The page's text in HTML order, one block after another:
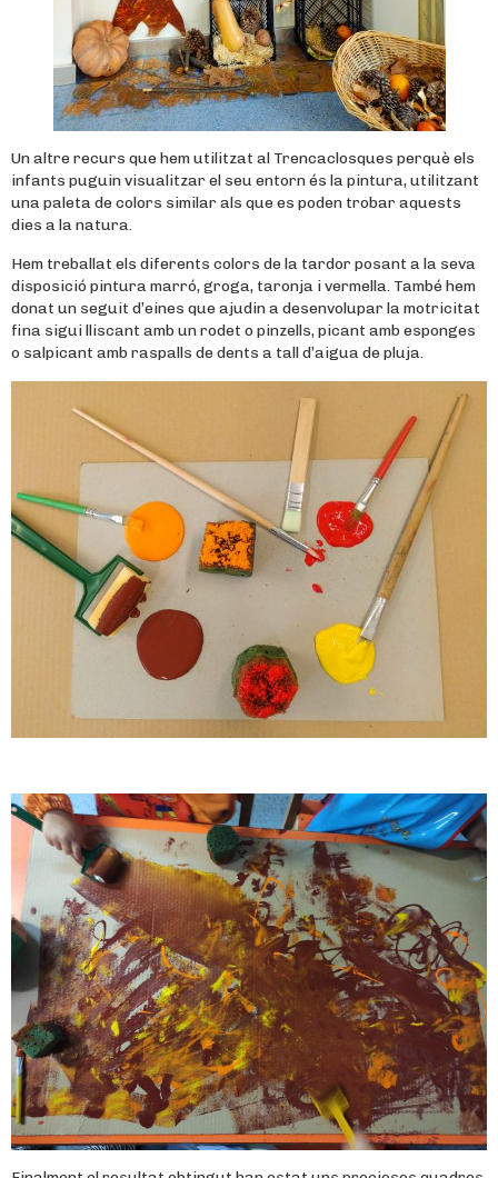
Un altre recurs que hem utilitzat al Trencaclosques perquè els
infants puguin visualitzar el seu entorn és la pintura, utilitzant
una paleta de colors similar als que es poden trobar aquests
dies a la natura.
Hem treballat els diferents colors de la tardor posant a la seva
disposició pintura marró, groga, taronja i vermella. També hem
donat un seguit d’eines que ajudin a desenvolupar la motricitat
fina sigui lliscant amb un rodet o pinzells, picant amb esponges
o salpicant amb raspalls de dents a tall d’aigua de pluja.